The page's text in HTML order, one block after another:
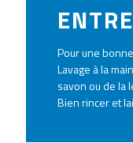
Pour une
Lavage à la
savon ou de la
Bien rincer et